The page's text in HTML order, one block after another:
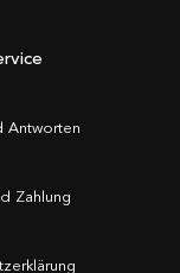
Antworten
Zahlung